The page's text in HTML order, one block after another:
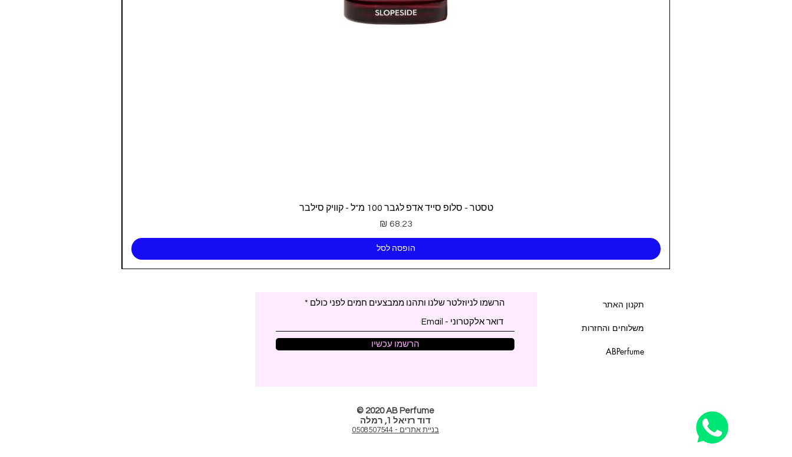
תצוגה מהירה
טסטר - סלופ סייד אדפ לגבר 100 מ"ל - קוויק סילבר
מחיר
הופסה לסל
הרשמו לניוזלטר שלנו ותהנו ממבצעים חמים לפני כולם
הרשמו עכשיו
תקנון האתר
משלוחים והחזרות
ABPerfume
© 2020 AB Perfume
דוד רזיאל 1, רמלה
בניית אתרים - 0508507544